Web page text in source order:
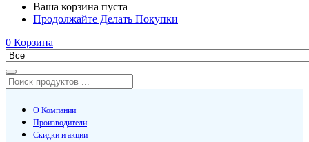
Ваша корзина пуста
Продолжайте Делать Покупки
0 Корзина
О Компании
Производители
Скидки и акции